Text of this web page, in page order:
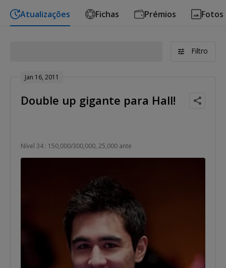
Atualizações Fichas Prémios Fotos
Filtro
Jan 16, 2011
Double up gigante para Hall!
Nível 34 : 150,000/300,000, 25,000 ante